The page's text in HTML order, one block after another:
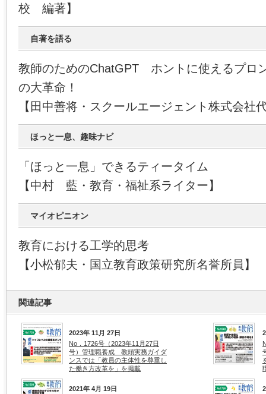
校 編著】
自著を語る
教師のためのChatGPT ホントに使えるプロ
の大革命！
【田中善将・スクールエージェント株式会社
ほっと一息、趣味ナビ
「ほっと一息」できるティータイム
【中村 藍・教育・福祉系ライター】
マイオピニオン
教育における工学的思考
【小松郁夫・国立教育政策研究所名誉所員】
関連記事
2023年 11月 27日
No．1726号（2023年11月27日
号）管理職養成 教頭実務ガイダ
ンスでは「教員の主体性を尊重し
た働き方改革を」を掲載
2021年 4月 19日